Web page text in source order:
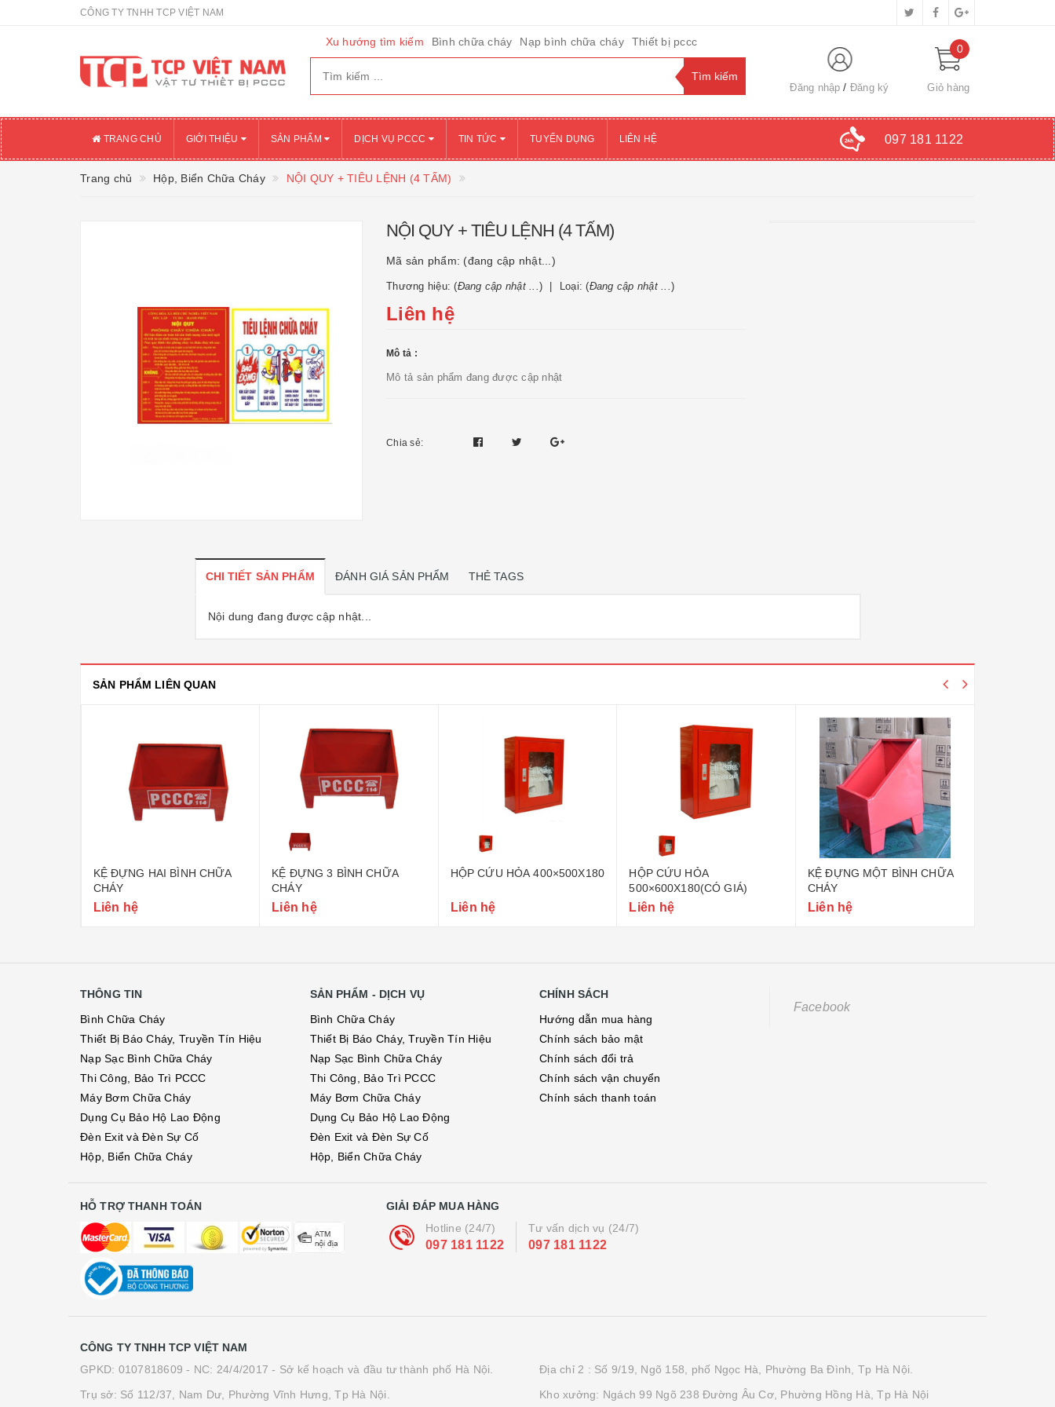
CÔNG TY TNHH TCP VIỆT NAM
Xu hướng tìm kiếm Bình chữa cháy Nạp bình chữa cháy Thiết bị pccc
Đăng nhập Đăng ký
0
Giỏ hàng
TRANG CHỦ GIỚI THIỆU SẢN PHẨM DỊCH VỤ PCCC TIN TỨC TUYỂN DỤNG LIÊN HỆ 097 181 1122
Trang chủ Hộp, Biển Chữa Cháy NỘI QUY + TIÊU LỆNH (4 TẤM)
NỘI QUY + TIÊU LỆNH (4 TẤM)
Mã sản phẩm: (đang cập nhật...)
Thương hiệu: (Đang cập nhật ...) Loại: (Đang cập nhật ...)
Liên hệ
Mô tả :
Mô tả sản phẩm đang được cập nhật
Chia sẻ:
CHI TIẾT SẢN PHẨM ĐÁNH GIÁ SẢN PHẨM THẺ TAGS
Nội dung đang được cập nhật...
SẢN PHẨM LIÊN QUAN
KỆ ĐỰNG HAI BÌNH CHỮA
CHÁY
Liên hệ
KỆ ĐỰNG 3 BÌNH CHỮA
CHÁY
Liên hệ
HỘP CỨU HỎA 400×500X180
Liên hệ
HỘP CỨU HỎA
500×600X180(CÓ GIÁ)
Liên hệ
KỆ ĐỰNG MỘT BÌNH CHỮA
CHÁY
Liên hệ
THÔNG TIN
Bình Chữa Cháy
Thiết Bị Báo Cháy, Truyền Tín Hiệu
Nạp Sạc Bình Chữa Cháy
Thi Công, Bảo Trì PCCC
Máy Bơm Chữa Cháy
Dụng Cụ Bảo Hộ Lao Động
Đèn Exit và Đèn Sự Cố
Hộp, Biển Chữa Cháy
SẢN PHẨM - DỊCH VỤ
Bình Chữa Cháy
Thiết Bị Báo Cháy, Truyền Tín Hiệu
Nạp Sạc Bình Chữa Cháy
Thi Công, Bảo Trì PCCC
Máy Bơm Chữa Cháy
Dụng Cụ Bảo Hộ Lao Động
Đèn Exit và Đèn Sự Cố
Hộp, Biển Chữa Cháy
CHÍNH SÁCH
Hướng dẫn mua hàng
Chính sách bảo mật
Chính sách đổi trả
Chính sách vận chuyển
Chính sách thanh toán
Facebook
HỖ TRỢ THANH TOÁN
GIẢI ĐÁP MUA HÀNG
Hotline (24/7)
097 181 1122
Tư vấn dịch vụ (24/7)
097 181 1122
CÔNG TY TNHH TCP VIỆT NAM
GPKD: 0107818609 - NC: 24/4/2017 - Sở kế hoạch và đầu tư thành phố Hà Nội.
Trụ sở: Số 112/37, Nam Dư, Phường Vĩnh Hưng, Tp Hà Nội.
Địa chỉ 2 : Số 9/19, Ngõ 158, phố Ngọc Hà, Phường Ba Đình, Tp Hà Nội.
Kho xưởng: Ngách 99 Ngõ 238 Đường Âu Cơ, Phường Hồng Hà, Tp Hà Nội